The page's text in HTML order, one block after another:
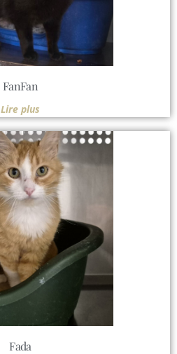
FanFan
Lire plus
Fada